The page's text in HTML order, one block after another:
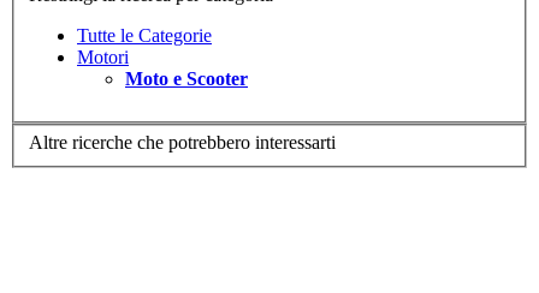
Tutte le Categorie
Motori
Moto e Scooter
Altre ricerche che potrebbero interessarti